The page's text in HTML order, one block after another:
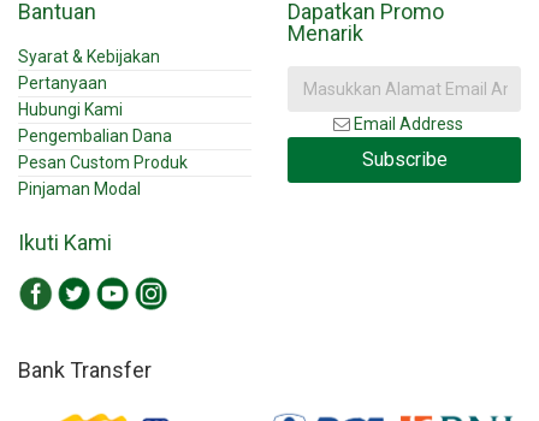
Bantuan
Syarat & Kebijakan
Pertanyaan
Hubungi Kami
Pengembalian Dana
Pesan Custom Produk
Pinjaman Modal
Dapatkan Promo
Menarik
Email Address
Subscribe
Ikuti Kami
Bank Transfer